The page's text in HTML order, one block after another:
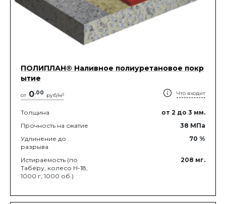
ПОЛИПЛАН® Наливное полиуретановое покр
ытие
от 0.00 руб/м2 Что входит
Толщина от 2 до 3 мм.
Прочность на сжатие
38 МПа
Удлинение до
разрыва
70 %
Истираемость (по
Таберу, колесо Н-18,
1000 г, 1000 об.)
208 мг.